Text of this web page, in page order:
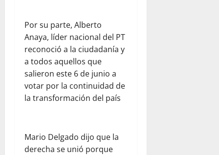
Por su parte, Alberto
Anaya, líder nacional del PT
reconoció a la ciudadanía y
a todos aquellos que
salieron este 6 de junio a
votar por la continuidad de
la transformación del país
Mario Delgado dijo que la
derecha se unió porque